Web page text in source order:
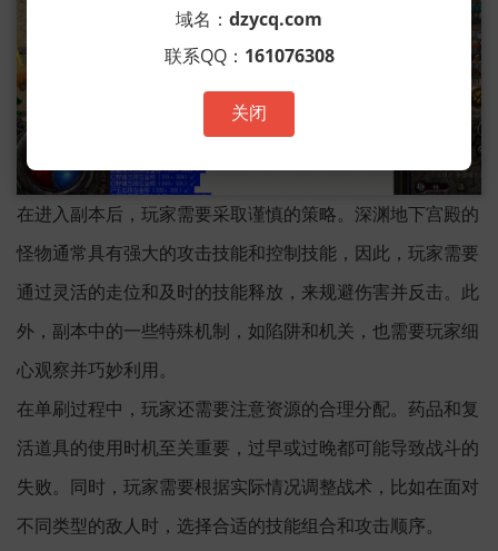
在进入副本后，玩家需要采取谨慎的策略。深渊地下宫殿的
怪物通常具有强大的攻击技能和控制技能，因此，玩家需要
通过灵活的走位和及时的技能释放，来规避伤害并反击。此
外，副本中的一些特殊机制，如陷阱和机关，也需要玩家细
心观察并巧妙利用。
在单刷过程中，玩家还需要注意资源的合理分配。药品和复
活道具的使用时机至关重要，过早或过晚都可能导致战斗的
失败。同时，玩家需要根据实际情况调整战术，比如在面对
不同类型的敌人时，选择合适的技能组合和攻击顺序。
域名： dzycq.com
联系QQ： 161076308
关闭